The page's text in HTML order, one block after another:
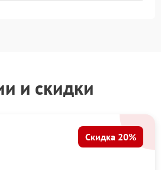
и скидки
Скидка 20%